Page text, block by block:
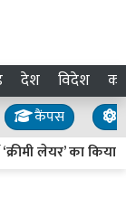
देश विदेश
कैंपस
लेयर’ का